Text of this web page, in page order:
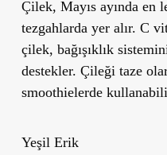
Çilek, Mayıs ayında en
tezgahlarda yer alır. C
çilek, bağışıklık
destekler. Çileği taze
smoothielerde
Yeşil Erik